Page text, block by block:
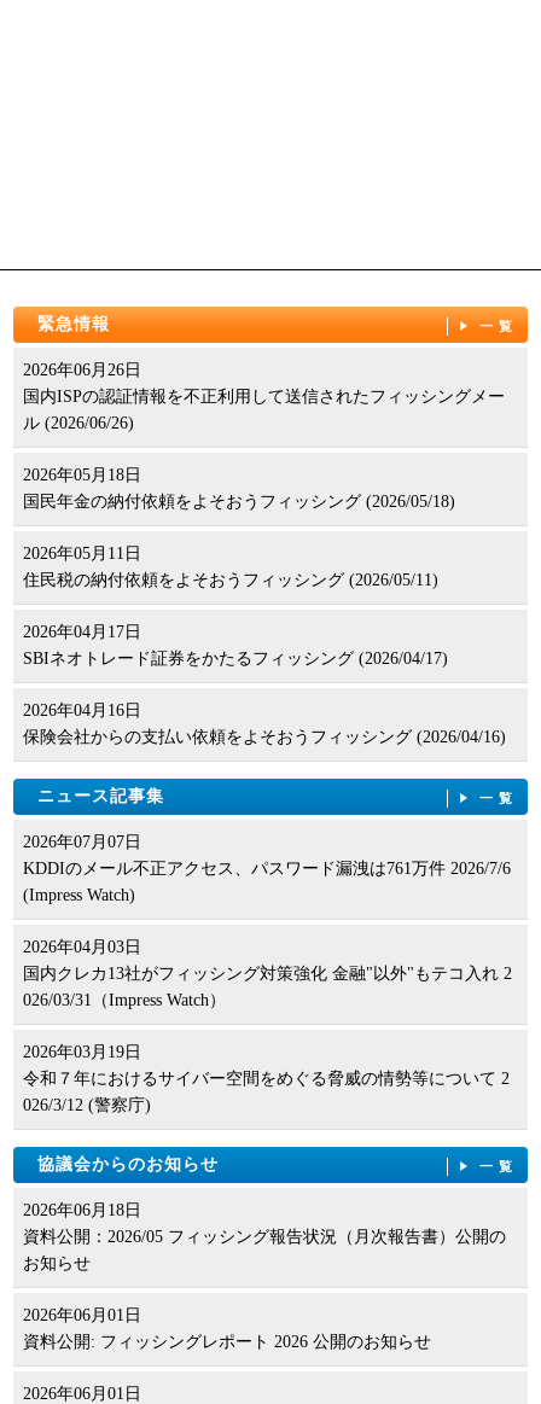
緊急情報 一覧
2026年06月26日
国内ISPの認証情報を不正利用して送信されたフィッシングメー
ル (2026/06/26)
2026年05月18日
国民年金の納付依頼をよそおうフィッシング (2026/05/18)
2026年05月11日
住民税の納付依頼をよそおうフィッシング (2026/05/11)
2026年04月17日
SBIネオトレード証券をかたるフィッシング (2026/04/17)
2026年04月16日
保険会社からの支払い依頼をよそおうフィッシング (2026/04/16)
ニュース記事集 一覧
2026年07月07日
KDDIのメール不正アクセス、パスワード漏洩は761万件 2026/7/6
(Impress Watch)
2026年04月03日
国内クレカ13社がフィッシング対策強化 金融"以外"もテコ入れ 2
026/03/31（Impress Watch）
2026年03月19日
令和７年におけるサイバー空間をめぐる脅威の情勢等について 2
026/3/12 (警察庁)
協議会からのお知らせ 一覧
2026年06月18日
資料公開：2026/05 フィッシング報告状況（月次報告書）公開の
お知らせ
2026年06月01日
資料公開: フィッシングレポート 2026 公開のお知らせ
2026年06月01日